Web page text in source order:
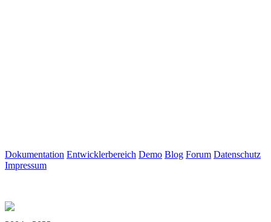
Dokumentation Entwicklerbereich Demo Blog Forum Datenschutz
Impressum